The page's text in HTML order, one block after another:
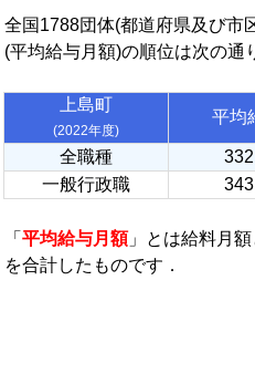
全国1788団体(都道府県及び市
(平均給与月額)の順位は次の通
上島町
(2022年度)
平均
全職種
一般行政職
「 平均給与月額」とは給料月
を合計したものです．